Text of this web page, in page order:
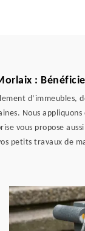
:
d’immeubles,
Nous
vous propose
petits travaux de